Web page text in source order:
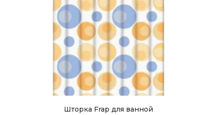
Шторка Frap для ванной